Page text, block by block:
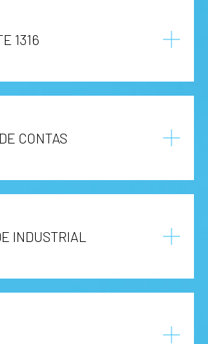
1316
CONTAS
INDUSTRIAL